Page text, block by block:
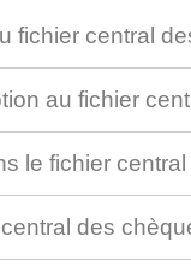
fichier central
au fichier
le fichier
des